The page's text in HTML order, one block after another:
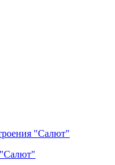
"Салют"